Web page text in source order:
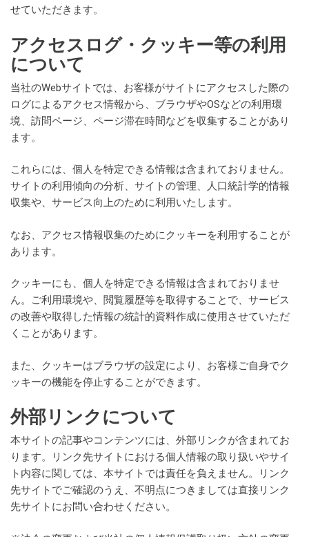
せていただきます。
アクセスログ・クッキー等の利用
について
当社のWebサイトでは、お客様がサイトにアクセスした際の
ログによるアクセス情報から、ブラウザやOSなどの利用環
境、訪問ページ、ページ滞在時間などを収集することがあり
ます。
これらには、個人を特定できる情報は含まれておりません。
サイトの利用傾向の分析、サイトの管理、人口統計学的情報
収集や、サービス向上のために利用いたします。
なお、アクセス情報収集のためにクッキーを利用することが
あります。
クッキーにも、個人を特定できる情報は含まれておりませ
ん。ご利用環境や、閲覧履歴等を取得することで、サービス
の改善や取得した情報の統計的資料作成に使用させていただ
くことがあります。
また、クッキーはブラウザの設定により、お客様ご自身でク
ッキーの機能を停止することができます。
外部リンクについて
本サイトの記事やコンテンツには、外部リンクが含まれてお
ります。リンク先サイトにおける個人情報の取り扱いやサイ
ト内容に関しては、本サイトでは責任を負えません。リンク
先サイトでご確認のうえ、不明点につきましては直接リンク
先サイトにお問い合わせください。